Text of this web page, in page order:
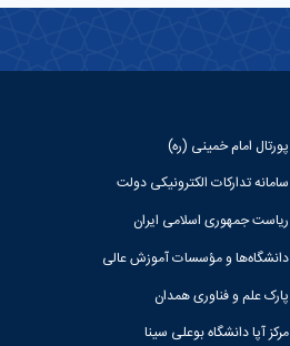
پورتال امام خمینی (ره)
سامانه تدارکات الکترونیکی دولت
ریاست جمهوری اسلامی ایران
دانشگاه‌ها و مؤسسات آموزش عالی
پارک علم و فناوری همدان
مرکز آپا دانشگاه بوعلی سینا